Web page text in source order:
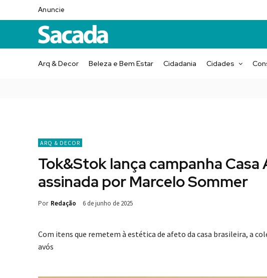
Anuncie
Arq & Decor Beleza e Bem Estar Cidadania Cidades
ARQ & DECOR
Tok&Stok lança campanha
assinada por Marcelo Sommer
Por Redação 6 de junho de 2025
Com itens que remetem à estética de afeto da casa brasileira, a
avós